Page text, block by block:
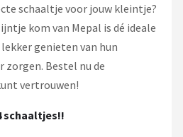
schaaltje voor jouw kleintje?
kom van Mepal is dé ideale
genieten van hun
zorgen. Bestel nu de
vertrouwen!
schaaltjes!!